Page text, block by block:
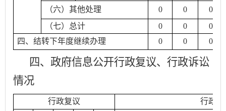
（六）其他处理 0 0
0
（七）总计
0 0
0
四、结转下年度继续办理
0 0 0
四、政府信息公开行政复议、行政诉讼
情况
行政复议 行政诉